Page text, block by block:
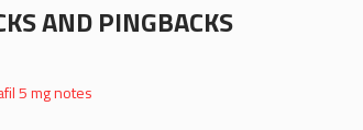
AND PINGBACKS
5 mg notes